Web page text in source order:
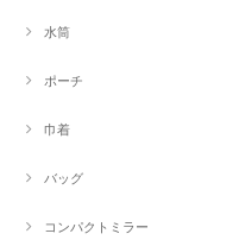
水筒
ポーチ
巾着
バッグ
コンパクトミラー